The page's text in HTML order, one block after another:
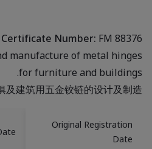
Certificate Number:FM 88376
manufacture of metal hinges
for furniture and buildings.
及建筑用五金铰链的设计及制造。
Original Registration
Date